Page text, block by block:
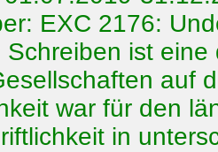
EXC 2176:
Schreiben ist
auf
war für den
in